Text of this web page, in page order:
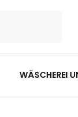
WÄSCHEREI